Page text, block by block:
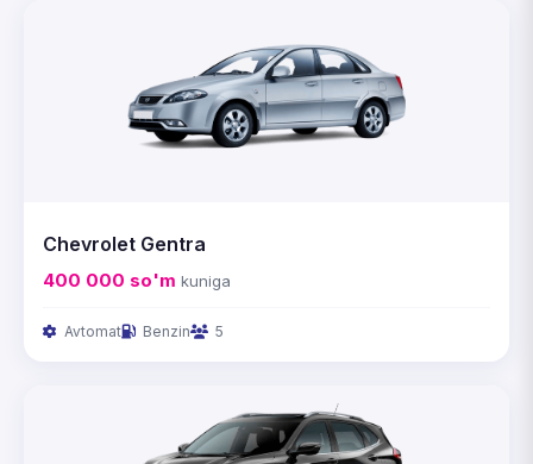
Chevrolet Gentra
400 000 so'm kuniga
Avtomat Benzin 5